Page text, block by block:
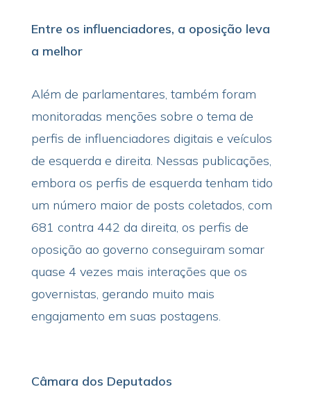
Entre os influenciadores, a oposição leva
a melhor
Além de parlamentares, também foram
monitoradas menções sobre o tema de
perfis de influenciadores digitais e veículos
de esquerda e direita. Nessas publicações,
embora os perfis de esquerda tenham tido
um número maior de posts coletados, com
681 contra 442 da direita, os perfis de
oposição ao governo conseguiram somar
quase 4 vezes mais interações que os
governistas, gerando muito mais
engajamento em suas postagens.
Câmara dos Deputados